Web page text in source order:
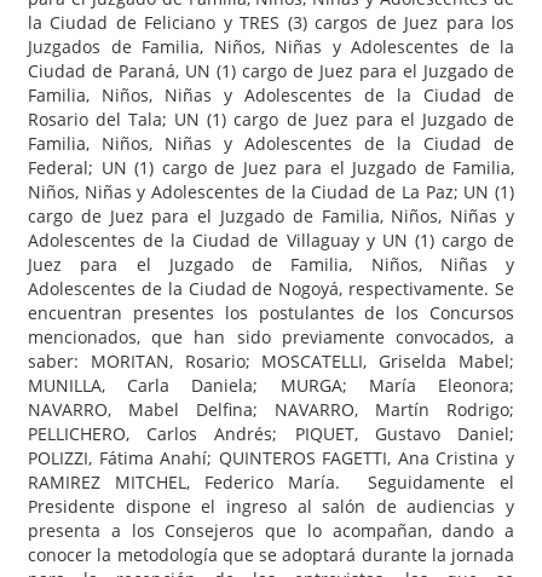
la Ciudad de Feliciano y TRES (3) cargos de Juez para los
Juzgados de Familia, Niños, Niñas y Adolescentes de la
Ciudad de Paraná, UN (1) cargo de Juez para el Juzgado de
Familia, Niños, Niñas y Adolescentes de la Ciudad de
Rosario del Tala; UN (1) cargo de Juez para el Juzgado de
Familia, Niños, Niñas y Adolescentes de la Ciudad de
Federal; UN (1) cargo de Juez para el Juzgado de Familia,
Niños, Niñas y Adolescentes de la Ciudad de La Paz; UN (1)
cargo de Juez para el Juzgado de Familia, Niños, Niñas y
Adolescentes de la Ciudad de Villaguay y UN (1) cargo de
Juez para el Juzgado de Familia, Niños, Niñas y
Adolescentes de la Ciudad de Nogoyá, respectivamente. Se
encuentran presentes los postulantes de los Concursos
mencionados, que han sido previamente convocados, a
saber: MORITAN, Rosario; MOSCATELLI, Griselda Mabel;
MUNILLA, Carla Daniela; MURGA; María Eleonora;
NAVARRO, Mabel Delfina; NAVARRO, Martín Rodrigo;
PELLICHERO, Carlos Andrés; PIQUET, Gustavo Daniel;
POLIZZI, Fátima Anahí; QUINTEROS FAGETTI, Ana Cristina y
RAMIREZ MITCHEL, Federico María. Seguidamente el
Presidente dispone el ingreso al salón de audiencias y
presenta a los Consejeros que lo acompañan, dando a
conocer la metodología que se adoptará durante la jornada